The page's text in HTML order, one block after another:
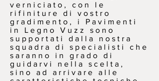
verniciato, con le
rifiniture di vostro
gradimento, i Pavimenti
in Legno Vuzz sono
supportati dalla nostra
squadra di specialisti che
saranno in grado di
guidarvi nella scelta,
sino ad arrivare alle